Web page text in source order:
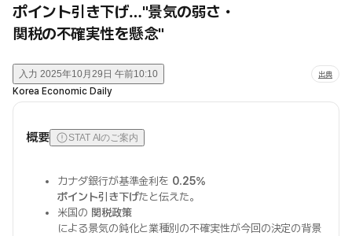
ポイント引き下げ…"景気の弱さ・
関税の不確実性を懸念"
入力 2025年10月29日 午前10:10 出典
Korea Economic Daily
概要 STAT AIのご案内
カナダ銀行が基準金利を 0.25%
ポイント引き下げたと伝えた。
米国の 関税政策
による景気の鈍化と業種別の不確実性が今回の決定の背景